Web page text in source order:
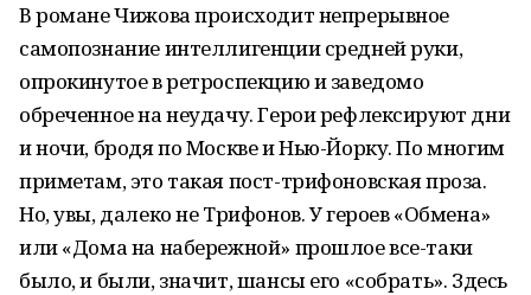
В романе Чижова происходит непрерывное
самопознание интеллигенции средней руки,
опрокинутое в ретроспекцию и заведомо
обреченное на неудачу. Герои рефлексируют дни
и ночи, бродя по Москве и Нью-Йорку. По многим
приметам, это такая пост-трифоновская проза.
Но, увы, далеко не Трифонов. У героев «Обмена»
или «Дома на набережной» прошлое все-таки
было, и были, значит, шансы его «собрать». Здесь